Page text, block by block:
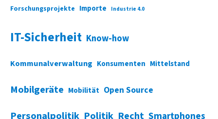
Forschungsprojekte Importe Industrie 4.0
IT-Sicherheit Know-how
Kommunalverwaltung Konsumenten Mittelstand
Mobilgeräte Mobilität Open Source
Personalpolitik Politik Recht Smartphones